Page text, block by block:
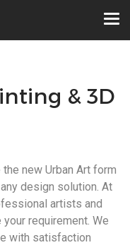
& 3D
new Urban Art form
design solution. At
artists and
requirement. We
with satisfaction